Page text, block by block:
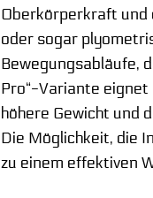
Oberkörperkraft und
oder sogar
Bewegungsabläufe,
Pro“-Variante
höhere Gewicht und
Die Möglichkeit, die
zu einem effektiven